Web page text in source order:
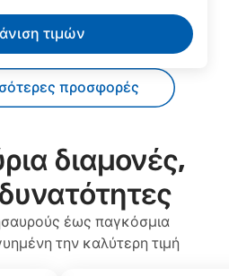
τιμών
προσφορές
διαμονές,
έως παγκόσμια
την καλύτερη τιμή